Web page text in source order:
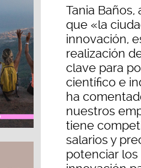
Tania
que «la
innovación,
realización
clave para
científico e
ha
nuestros
tiene
salarios y
potenciar